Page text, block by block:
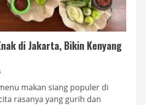
di Jakarta, Bikin Kenyang
makan siang populer di
rasanya yang gurih dan